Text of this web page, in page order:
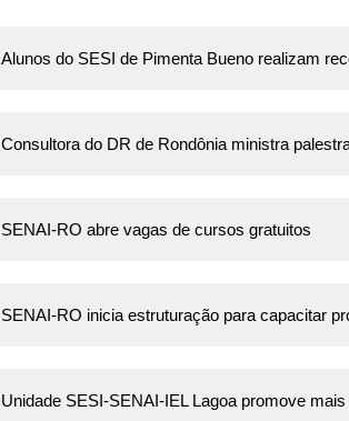
SINDICAL
Alunos do SESI de Pimenta Bueno realizam
Consultora do DR de Rondônia ministra
SENAI-RO abre vagas de cursos gratuitos
SENAI-RO inicia estruturação para capacitar
Unidade SESI-SENAI-IEL Lagoa promove